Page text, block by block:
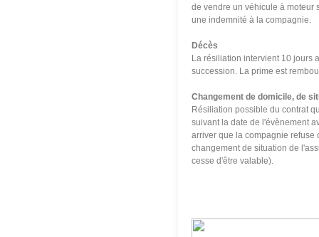
de vendre un véhicule à moteur
une indemnité à la compagnie.
Décès
La résiliation intervient 10 jours
succession. La prime est
Changement de domicile, de
Résiliation possible du contrat
suivant la date de l'évènement
arriver que la compagnie refuse
changement de situation de
cesse d'être valable).